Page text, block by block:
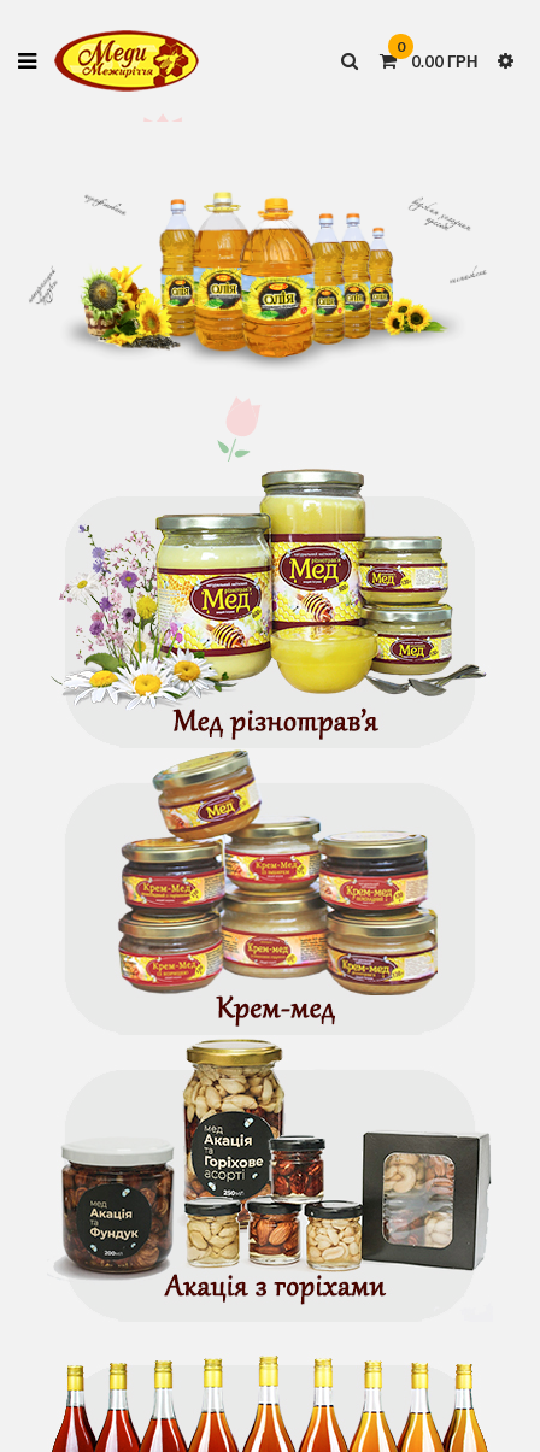
0
0.00 ГРН